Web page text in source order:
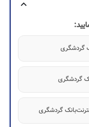
expand_more
گردشگری
گردشگری